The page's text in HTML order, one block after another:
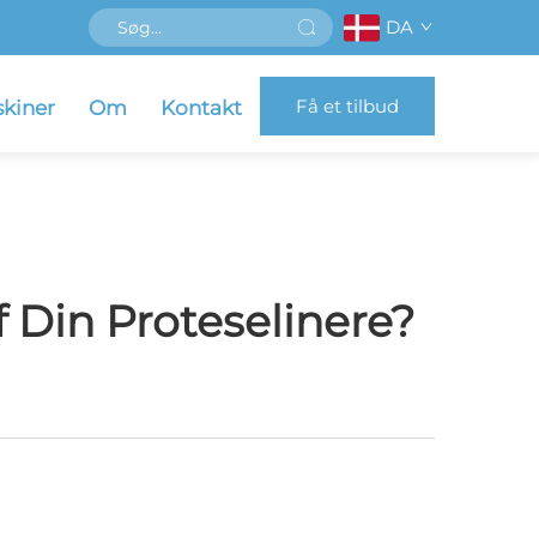
DA
Om Kontakt Få et tilbud
Proteselinere?